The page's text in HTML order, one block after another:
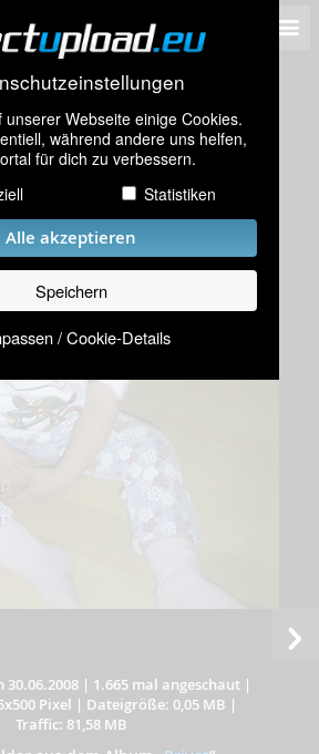
unserer Webseite einige Cookies.
während andere uns helfen,
für dich zu verbessern.
Statistiken
Alle akzeptieren
Speichern
/ Cookie-Details
30.06.2008| 1.665 mal angeschaut|
Pixel | Dateigröße: 0,05 MB |
Traffic: 81,58 MB